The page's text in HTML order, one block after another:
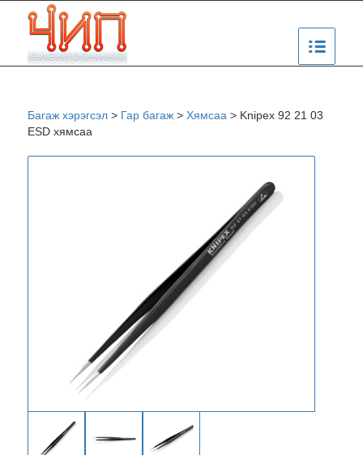
Багаж хэрэгсэл> Гар багаж> Хямсаа > Knipex 92 21 03
ESD хямсаа